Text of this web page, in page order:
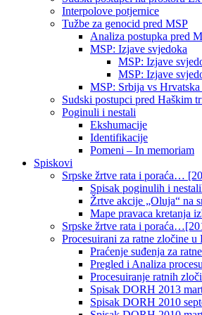
Interpolove potjernice
Tužbe za genocid pred MSP
Analiza postupka pred
MSP: Izjave svjedoka
MSP: Izjave
MSP: Izjave
MSP: Srbija vs
Sudski postupci pred Haškim
Poginuli i nestali
Ekshumacije
Identifikacije
Pomeni – In memoriam
Spiskovi
Srpske žrtve rata i poraća…
Spisak poginulih i
Žrtve akcije „Oluja“ na
Mape pravaca kretanja
Srpske žrtve rata i
Procesuirani za ratne zločine u
Praćenje suđenja za
Pregled i Analiza
Procesuiranje ratnih
Spisak DORH 2013
Spisak DORH 2010